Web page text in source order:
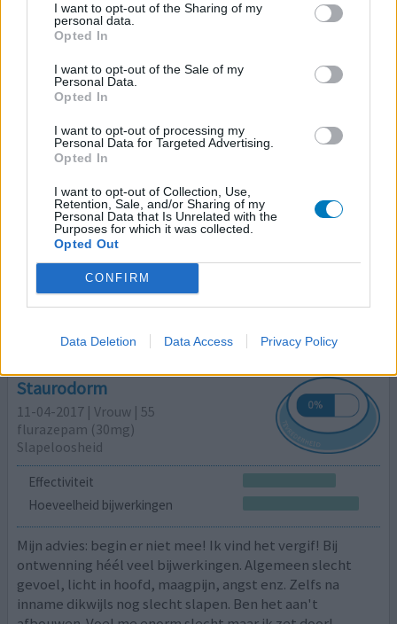
I want to opt-out of the Sharing of my
personal data.
Opted In
I want to opt-out of the Sale of my
Personal Data.
Opted In
I want to opt-out of processing my
Personal Data for Targeted Advertising.
Opted In
I want to opt-out of Collection, Use,
Retention, Sale, and/or Sharing of my
Personal Data that Is Unrelated with the
Purposes for which it was collected.
Opted Out
CONFIRM
Data Deletion Data Access Privacy Policy
Staurodorm
28-11-2020 | Vrouw | 17
flurazepam (30mg)
Slapeloosheid
Effectiviteit
Hoeveelheid bijwerkingen
Ik nam trazodone 100 mg, maar dat hielp me niet meer.
Dan overgestapt op Staurodorm, het werkte goed. Ik
sliep beter in, kon doorslapen en langer slapen. Ik was
niet moe overdag. Jammer genoeg niet meer
verkrijgbaar..
Staurodorm
11-04-2017 | Vrouw | 55
flurazepam (30mg)
Slapeloosheid
Effectiviteit
Hoeveelheid bijwerkingen
Mijn advies: begin er niet mee! Ik vind het vergif! Bij
ontwenning héél veel bijwerkingen. Algemeen slecht
gevoel, licht in hoofd, maagpijn, angst enz. Zelfs na
inname dikwijls nog slecht slapen. Ben het aan't